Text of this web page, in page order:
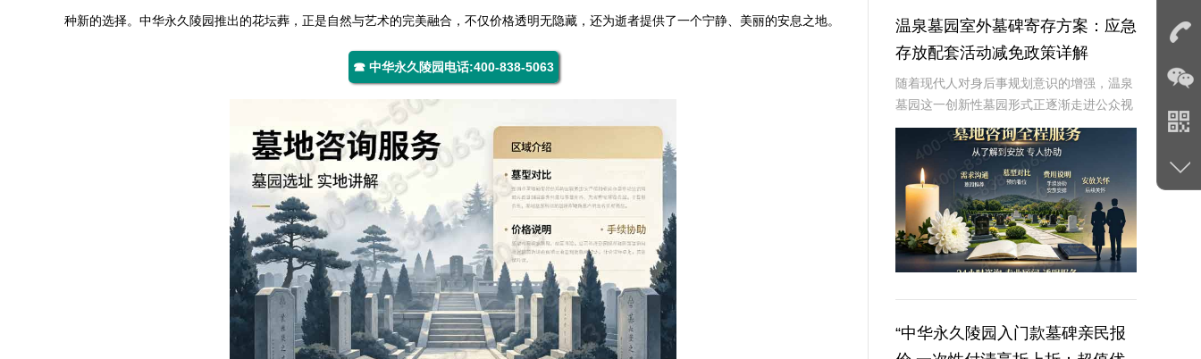
种新的选择。 中华永久陵园推出的花坛葬，正是自然与艺术的完美融合，不仅价格透明无隐藏，还为逝者提供了一个宁静、美丽的安息之地。
☎ 中华永久陵园电话:400-838-5063
温泉墓园室外墓碑寄存方案：应急
存放配套活动减免政策详解
随着现代人对身后事规划意识的增强，温泉
墓园这一创新性墓园形式正逐渐走进公众视
野。温泉墓园不仅营造了宁静祥和的环境氛
围，更通过一系列贴心设施，如室外墓碑寄
存区、应急遗体临时存放服务等，为家属提
供极大便利
“中华永久陵园入门款墓碑亲民报